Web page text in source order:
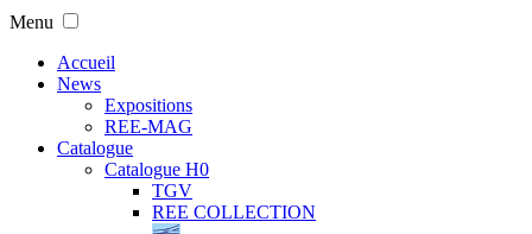
Menu
Accueil
News
Expositions
REE-MAG
Catalogue
Catalogue H0
TGV
REE COLLECTION